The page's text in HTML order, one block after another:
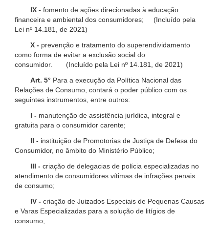
IX - fomento de ações direcionadas à educação
financeira e ambiental dos consumidores; (Incluído pela
Lei nº 14.181, de 2021)
X - prevenção e tratamento do superendividamento
como forma de evitar a exclusão social do
consumidor. (Incluído pela Lei nº 14.181, de 2021)
Art. 5° Para a execução da Política Nacional das
Relações de Consumo, contará o poder público com os
seguintes instrumentos, entre outros:
I - manutenção de assistência jurídica, integral e
gratuita para o consumidor carente;
II - instituição de Promotorias de Justiça de Defesa do
Consumidor, no âmbito do Ministério Público;
III - criação de delegacias de polícia especializadas no
atendimento de consumidores vítimas de infrações penais
de consumo;
IV - criação de Juizados Especiais de Pequenas Causas
e Varas Especializadas para a solução de litígios de
consumo;